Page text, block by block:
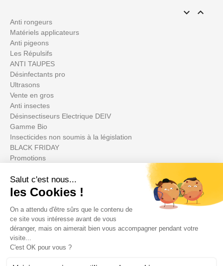
 
Anti rongeurs
Matériels applicateurs
Anti pigeons
Les Répulsifs
ANTI TAUPES
Désinfectants pro
Ultrasons
Vente en gros
Anti insectes
Désinsectiseurs Electrique DEIV
Gamme Bio
Insecticides non soumis à la législation
BLACK FRIDAY
Promotions
Su cuenta
Informations